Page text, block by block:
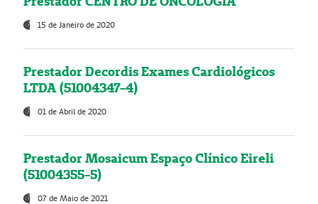
15 de Janeiro de 2020
Prestador Decordis Exames Cardiológicos
LTDA (51004347-4)
01 de Abril de 2020
Prestador Mosaicum Espaço Clínico Eireli
(51004355-5)
07 de Maio de 2021